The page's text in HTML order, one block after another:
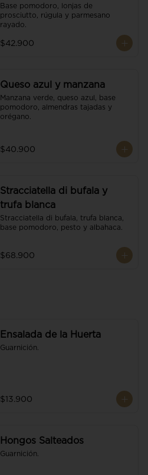
Base pomodoro, lonjas de
prosciutto, rúgula y parmesano
rayado.
$42.900
Queso azul y manzana
Manzana verde, queso azul, base
pomodoro, almendras tajadas y
orégano.
$40.900
Stracciatella di bufala y
trufa blanca
Stracciatella di bufala, trufa blanca,
base pomodoro, pesto y albahaca.
$68.900
Ensalada de la Huerta
Guarnición.
$13.900
Hongos Salteados
Guarnición.